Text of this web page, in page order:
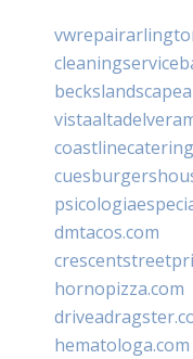
dmtacos.com
hornopizza.com
hematologa.com